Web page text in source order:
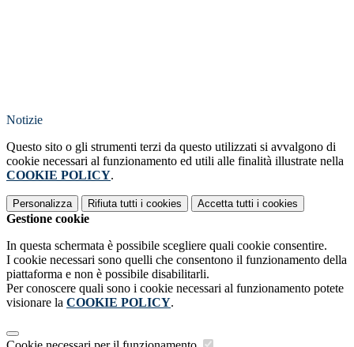
Notizie
Questo sito o gli strumenti terzi da questo utilizzati si avvalgono di
cookie necessari al funzionamento ed utili alle finalità illustrate nella
COOKIE POLICY.
Personalizza Rifiuta tutti i cookies Accetta tutti i cookies
Gestione cookie
In questa schermata è possibile scegliere quali cookie consentire.
I cookie necessari sono quelli che consentono il funzionamento della
piattaforma e non è possibile disabilitarli.
Per conoscere quali sono i cookie necessari al funzionamento potete
visionare la COOKIE POLICY.